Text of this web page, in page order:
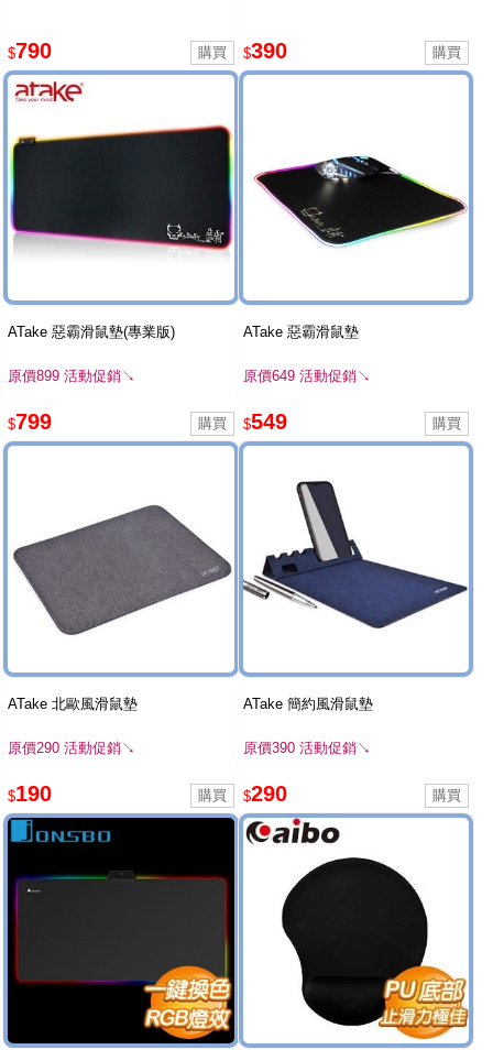
$790 $390
ATake 惡霸滑鼠墊(專業版)
原價899 活動促銷↘
$799
ATake 惡霸滑鼠墊
原價649 活動促銷↘
$549
ATake 北歐風滑鼠墊
原價290 活動促銷↘
$190
ATake 簡約風滑鼠墊
原價390 活動促銷↘
$290